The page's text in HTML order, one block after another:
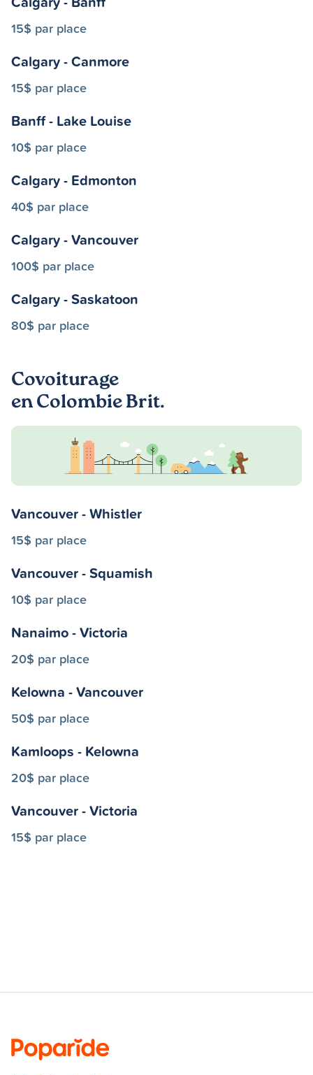
15$ par place
Calgary - Canmore
15$ par place
Banff - Lake Louise
10$ par place
Calgary - Edmonton
40$ par place
Calgary - Vancouver
100$ par place
Calgary - Saskatoon
80$ par place
Covoiturage
en Colombie Brit.
Vancouver - Whistler
15$ par place
Vancouver - Squamish
10$ par place
Nanaimo - Victoria
20$ par place
Kelowna - Vancouver
50$ par place
Kamloops - Kelowna
20$ par place
Vancouver - Victoria
15$ par place